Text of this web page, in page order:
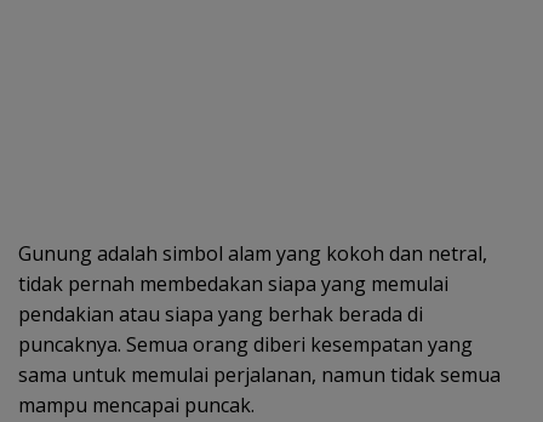
Gunung adalah simbol alam yang kokoh dan netral,
tidak pernah membedakan siapa yang memulai
pendakian atau siapa yang berhak berada di
puncaknya. Semua orang diberi kesempatan yang
sama untuk memulai perjalanan, namun tidak semua
mampu mencapai puncak.